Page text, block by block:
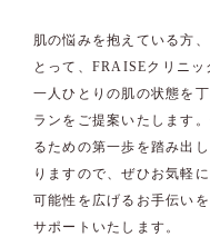
肌の悩みを抱えている方
とって、FRAISEクリニ
一人ひとりの肌の状態を
ランをご提案いたします
るための第一歩を踏み出
りますので、ぜひお気軽
可能性を広げるお手伝い
サポートいたします。